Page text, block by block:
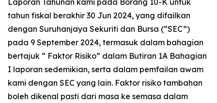
tahun fiskal berakhir 30 Jun 2024, yang difailkan
dengan Suruhanjaya Sekuriti dan Bursa (“SEC”)
pada 9 September 2024, termasuk dalam bahagian
bertajuk “ Faktor Risiko” dalam Butiran 1A Bahagian
I laporan sedemikian, serta dalam pemfailan awam
kami dengan SEC yang lain. Faktor risiko tambahan
boleh dikenal pasti dari masa ke semasa dalam